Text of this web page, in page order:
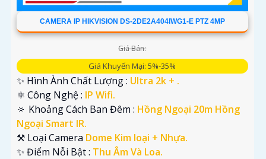
CAMERA IP HIKVISION DS-2DE2A404IWG1-E PTZ 4MP
Giá Bán:
Giá Khuyến Mại: 5%-35%
✨ Hình Ành Chất Lượng : Ultra 2k + .
⚛️ Công Nghệ : IP Wifi.
🔅 Khoảng Cách Ban Đêm : Hồng Ngoại 20m Hồng
Ngoại Smart IR.
⚒ Loại Camera Dome Kim loại + Nhựa.
️✨ Điểm Nỗi Bật : Thu Âm Và Loa.